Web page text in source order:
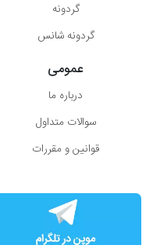
گردونه
گردونه شانس
عمومی
درباره ما
سوالات متداول
قوانین و مقررات